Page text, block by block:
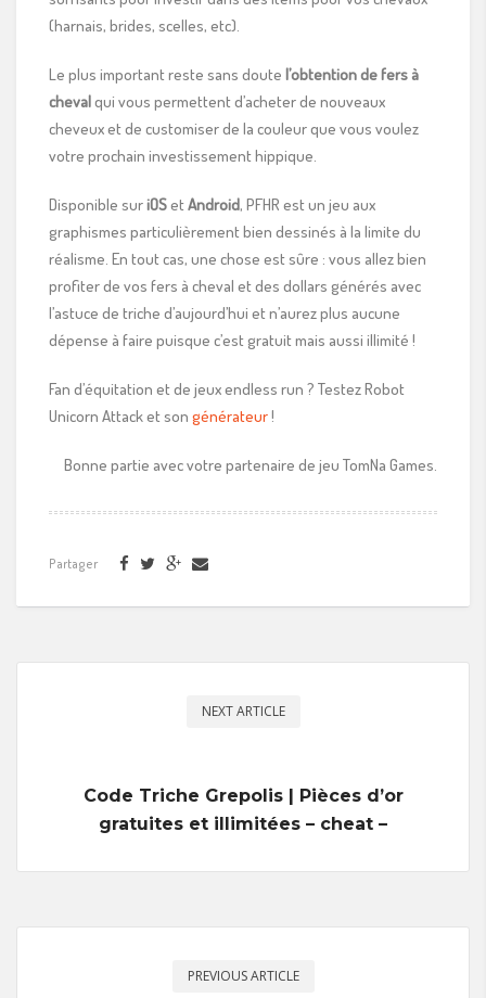
(harnais, brides, scelles, etc).
Le plus important reste sans doute l’obtention de fers à
chevalqui vous permettent d’acheter de nouveaux
cheveux et de customiser de la couleur que vous voulez
votre prochain investissement hippique.
Disponible suriOSetAndroid, PFHR est un jeu aux
graphismes particulièrement bien dessinés à la limite du
réalisme. En tout cas, une chose est sûre : vous allez bien
profiter de vos fers à cheval et des dollars générés avec
l’astuce de triche d’aujourd’hui et n’aurez plus aucune
dépense à faire puisque c’est gratuit mais aussi illimité !
Fan d’équitation et de jeux endless run ? Testez Robot
Unicorn Attack et son générateur!
Bonne partie avec votre partenaire de jeu TomNa Games.
Partager
NEXT ARTICLE
Code Triche Grepolis | Pièces d’or
gratuites et illimitées – cheat –
PREVIOUS ARTICLE